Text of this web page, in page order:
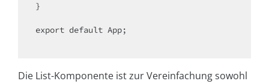
}
export default App;
Die List-Komponente ist zur Vereinfachung sowohl